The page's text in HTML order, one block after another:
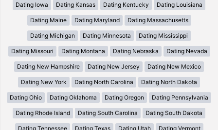
Dating Iowa Dating Kansas Dating Kentucky Dating Louisiana
Dating Maine Dating Maryland Dating Massachusetts
Dating Michigan Dating Minnesota Dating Mississippi
Dating Missouri Dating Montana Dating Nebraska Dating Nevada
Dating New Hampshire Dating New Jersey Dating New Mexico
Dating New York Dating North Carolina Dating North Dakota
Dating Ohio Dating Oklahoma Dating Oregon Dating Pennsylvania
Dating Rhode Island Dating South Carolina Dating South Dakota
Dating Tennessee Dating Texas Dating Utah Dating Vermont